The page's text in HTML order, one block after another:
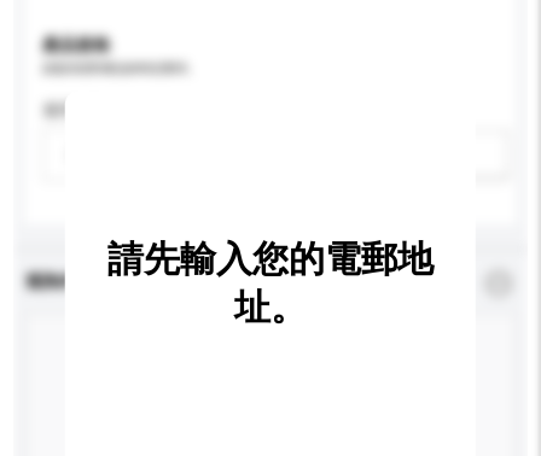
產品規格
查詢內容 * 必須填寫
請先輸入您的電郵地
址。